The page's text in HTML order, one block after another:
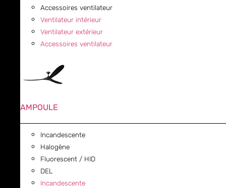
Accessoires ventilateur
Ventilateur intérieur
Ventilateur extérieur
Accessoires ventilateur
AMPOULE
Incandescente
Halogène
Fluorescent / HID
DEL
Incandescente